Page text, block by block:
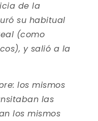
de la
su habitual
(como
y salió a la
los mismos
las
los mismos